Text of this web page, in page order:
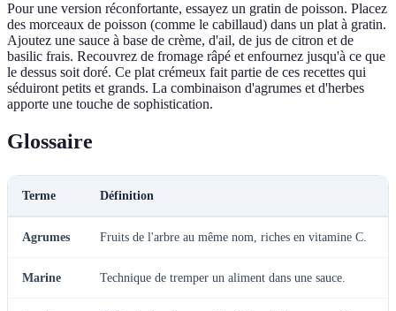
Pour une version réconfortante, essayez un gratin de poisson. Placez
des morceaux de poisson (comme le cabillaud) dans un plat à gratin.
Ajoutez une sauce à base de crème, d'ail, de jus de citron et de
basilic frais. Recouvrez de fromage râpé et enfournez jusqu'à ce que
le dessus soit doré. Ce plat crémeux fait partie de ces recettes qui
séduiront petits et grands. La combinaison d'agrumes et d'herbes
apporte une touche de sophistication.
Glossaire
Terme Définition
Agrumes Fruits de l'arbre au même nom, riches en vitamine C.
Marine Technique de tremper un aliment dans une sauce.